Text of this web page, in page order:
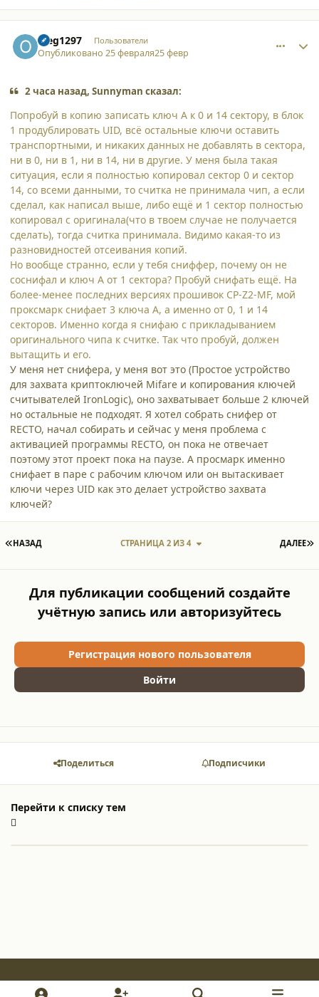
oleg1297 Пользователи
Опубликовано25 февраля25 февр
2 часа назад, Sunnyman сказал:
Попробуй в копию записать ключ А к 0 и 14 сектору, в блок
1 продублировать UID, всё остальные ключи оставить
транспортными, и никаких данных не добавлять в сектора,
ни в 0, ни в 1, ни в 14, ни в другие. У меня была такая
ситуация, если я полностью копировал сектор 0 и сектор
14, со всеми данными, то считка не принимала чип, а если
сделал, как написал выше, либо ещё и 1 сектор полностью
копировал с оригинала(что в твоем случае не получается
сделать), тогда считка принимала. Видимо какая-то из
разновидностей отсеивания копий.
Но вообще странно, если у тебя сниффер, почему он не
соснифал и ключ А от 1 сектора? Пробуй снифать ещё. На
более-менее последних версиях прошивок CP-Z2-MF, мой
проксмарк снифает 3 ключа А, а именно от 0, 1 и 14
секторов. Именно когда я снифаю с прикладыванием
оригинального чипа к считке. Так что пробуй, должен
вытащить и его.
У меня нет снифера, у меня вот это (Простое устройство
для захвата криптоключей Mifare и копирования ключей
считывателей IronLogic), оно захватывает больше 2 ключей
но остальные не подходят. Я хотел собрать снифер от
RECTO, начал собирать и сейчас у меня проблема с
активацией программы RECTO, он пока не отвечает
поэтому этот проект пока на паузе. А просмарк именно
снифает в паре с рабочим ключом или он вытаскивает
ключи через UID как это делает устройство захвата
ключей?
ПЕРВАЯ СТРАНИЦА
НАЗАД ДАЛЕЕ
СТРАНИЦА 2 ИЗ 4
Для публикации сообщений создайте
учётную запись или авторизуйтесь
Регистрация нового пользователя
Войти
Поделиться Подписчики
Перейти к списку тем